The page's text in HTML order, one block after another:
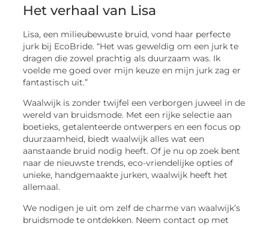
Het verhaal van Lisa
Lisa, een milieubewuste bruid, vond haar perfecte
jurk bij EcoBride. “Het was geweldig om een jurk te
dragen die zowel prachtig als duurzaam was. Ik
voelde me goed over mijn keuze en mijn jurk zag er
fantastisch uit.”
Waalwijk is zonder twijfel een verborgen juweel in de
wereld van bruidsmode. Met een rijke selectie aan
boetieks, getalenteerde ontwerpers en een focus op
duurzaamheid, biedt waalwijk alles wat een
aanstaande bruid nodig heeft. Of je nu op zoek bent
naar de nieuwste trends, eco-vriendelijke opties of
unieke, handgemaakte jurken, waalwijk heeft het
allemaal.
We nodigen je uit om zelf de charme van waalwijk’s
bruidsmode te ontdekken. Neem contact op met